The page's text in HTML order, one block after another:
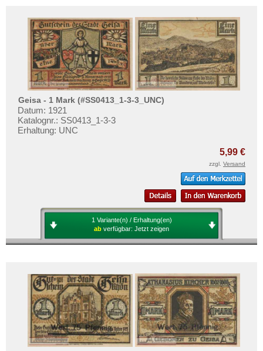
Geisa - 1 Mark (#SS0413_1-3-3_UNC)
Datum: 1921
Katalognr.: SS0413_1-3-3
Erhaltung: UNC
5,99 €
zzgl. Versand
1 Variante(n) / Erhaltung(en)
ab verfügbar: Jetzt zeigen